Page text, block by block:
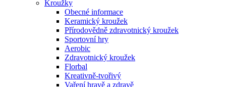
Kroužky
Obecné informace
Keramický kroužek
Přírodovědně zdravotnický kroužek
Sportovní hry
Aerobic
Zdravotnický kroužek
Florbal
Kreativně-tvořivý
Vaření hravě a zdravě